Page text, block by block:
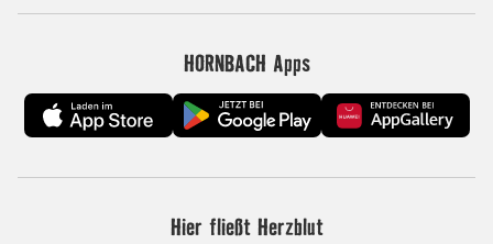
HORNBACH Apps
Hier fließt Herzblut